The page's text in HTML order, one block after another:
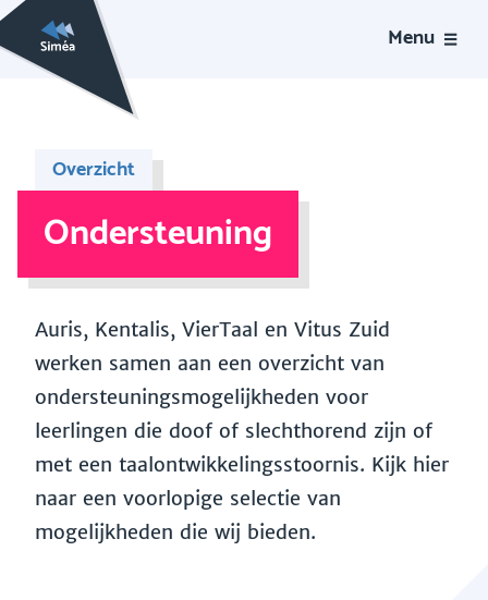
Menu
Overzicht
Ondersteuning
Auris, Kentalis, VierTaal en Vitus Zuid
werken samen aan een overzicht van
ondersteuningsmogelijkheden voor
leerlingen die doof of slechthorend zijn of
met een taalontwikkelingsstoornis. Kijk hier
naar een voorlopige selectie van
mogelijkheden die wij bieden.